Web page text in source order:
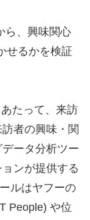
ら、興味関心
せるかを検証
たって、来訪
者の興味・関
ータ分析ツー
ンが提供する
ルはヤフーの
People) や位